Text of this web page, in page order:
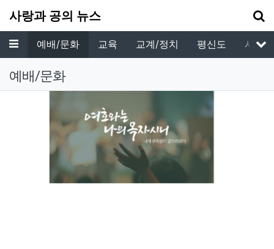
사랑과 공의 뉴스
메뉴
회 예배/문화 교육 교계/정치 평신도
사공
예배/문화
Previous